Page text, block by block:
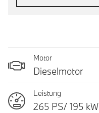
Motor
Dieselmotor
Leistung
265 PS/ 195 kW